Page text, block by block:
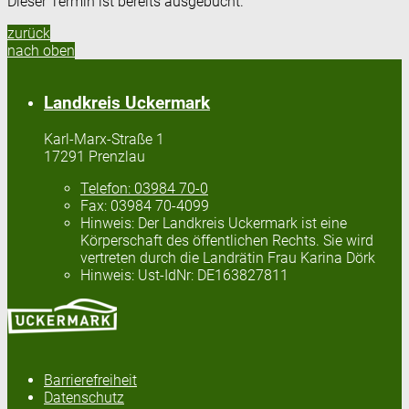
zurück
nach oben
Landkreis Uckermark
Karl-Marx-Straße 1
17291 Prenzlau
Telefon: 03984 70-0
Fax: 03984 70-4099
Hinweis: Der Landkreis Uckermark ist eine
Körperschaft des öffentlichen Rechts. Sie wird
vertreten durch die Landrätin Frau Karina Dörk
Hinweis: Ust-IdNr: DE163827811
Barrierefreiheit
Datenschutz